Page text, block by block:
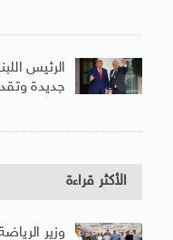
الرئيس
جديدة
الأكثر قراءة
وزير